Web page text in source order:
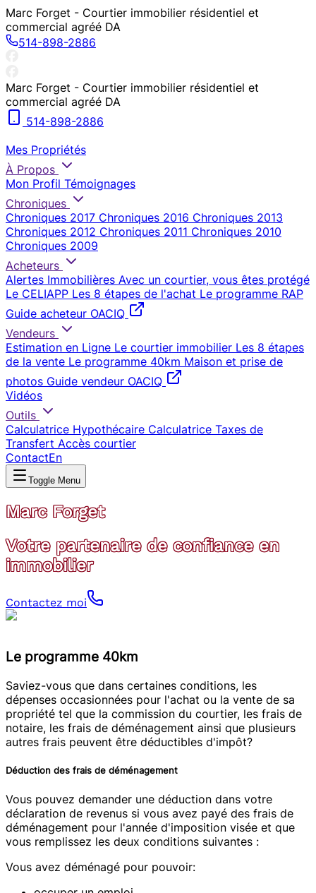
Marc Forget - Courtier immobilier résidentiel et
commercial agréé DA
514-898-2886
Marc Forget - Courtier immobilier résidentiel et
commercial agréé DA
514-898-2886
Mes Propriétés
À Propos
Mon Profil Témoignages
Chroniques
Chroniques 2017 Chroniques 2016 Chroniques 2013
Chroniques 2012 Chroniques 2011 Chroniques 2010
Chroniques 2009
Acheteurs
Alertes Immobilières Avec un courtier, vous êtes protégé
Le CELIAPP Les 8 étapes de l'achat Le programme RAP
Guide acheteur OACIQ
Vendeurs
Estimation en Ligne Le courtier immobilier Les 8 étapes
de la vente Le programme 40km Maison et prise de
photos Guide vendeur OACIQ
Vidéos
Outils
Calculatrice Hypothécaire Calculatrice Taxes de
Transfert Accès courtier
ContactEn
Toggle Menu
Marc Forget
Votre partenaire de confiance en
immobilier
Contactez moi
Le programme 40km
Saviez-vous que dans certaines conditions, les
dépenses occasionnées pour l'achat ou la vente de sa
propriété tel que la commission du courtier, les frais de
notaire, les frais de déménagement ainsi que plusieurs
autres frais peuvent être déductibles d'impôt?
Déduction des frais de déménagement
Vous pouvez demander une déduction dans votre
déclaration de revenus si vous avez payé des frais de
déménagement pour l'année d'imposition visée et que
vous remplissez les deux conditions suivantes :
Vous avez déménagé pour pouvoir: